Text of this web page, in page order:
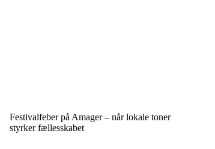
Festivalfeber på Amager – når lokale toner
styrker fællesskabet